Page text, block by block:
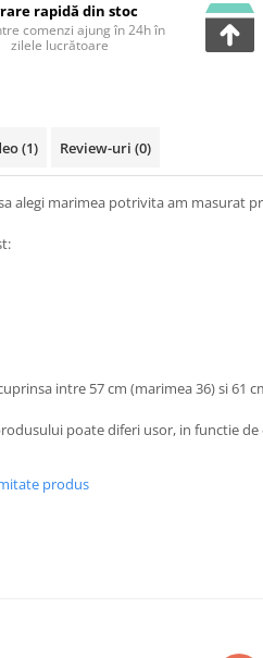
rapidă din stoc
comenzi ajung în 24h în
zilele lucrătoare
(1) Review-uri (0)
alegi marimea potrivita am masurat
intre 57 cm (marimea 36) si 61
poate diferi usor, in functie de
produs